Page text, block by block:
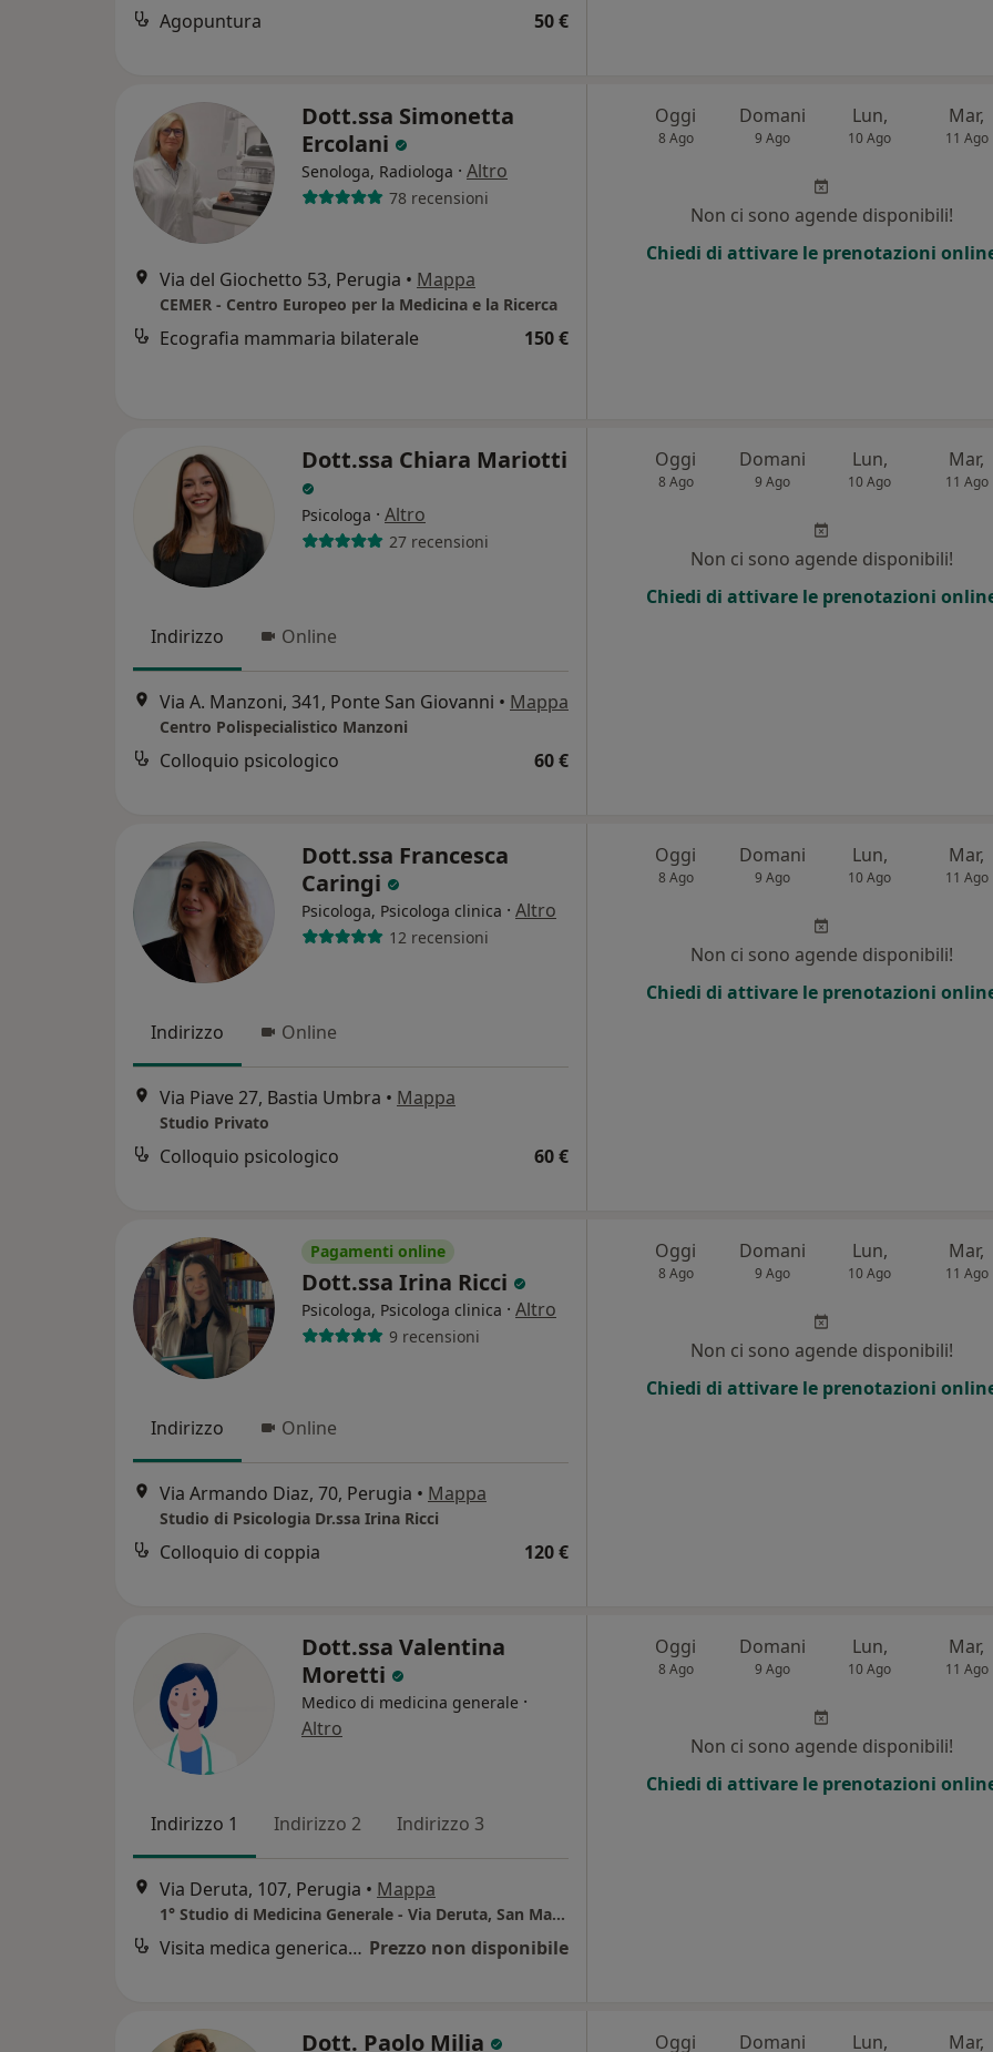
Agopuntura 50 €
Dott.ssa Simonetta
Ercolani
Senologa, Radiologa · Altro
78 recensioni
Via del Giochetto 53, Perugia • Mappa
CEMER - Centro Europeo per la Medicina e la Ricerca
Ecografia mammaria bilaterale 150 €
Oggi
8 Ago
Domani
9 Ago
Lun,
10 Ago
Mar,
11 Ago
Non ci sono agende disponibili!
Chiedi di attivare le prenotazioni
Dott.ssa Chiara Mariotti
Psicologa · Altro
27 recensioni
Indirizzo Online
Via A. Manzoni, 341, Ponte San Giovanni • Mappa
Centro Polispecialistico Manzoni
Colloquio psicologico 60 €
Oggi
8 Ago
Domani
9 Ago
Lun,
10 Ago
Mar,
11 Ago
Non ci sono agende disponibili!
Chiedi di attivare le prenotazioni
Dott.ssa Francesca
Caringi
Psicologa, Psicologa clinica · Altro
12 recensioni
Indirizzo Online
Via Piave 27, Bastia Umbra • Mappa
Studio Privato
Colloquio psicologico 60 €
Oggi
8 Ago
Domani
9 Ago
Lun,
10 Ago
Mar,
11 Ago
Non ci sono agende disponibili!
Chiedi di attivare le prenotazioni
Pagamenti online
Dott.ssa Irina Ricci
Psicologa, Psicologa clinica · Altro
9 recensioni
Indirizzo Online
Via Armando Diaz, 70, Perugia • Mappa
Studio di Psicologia Dr.ssa Irina Ricci
Colloquio di coppia 120 €
Oggi
8 Ago
Domani
9 Ago
Lun,
10 Ago
Mar,
11 Ago
Non ci sono agende disponibili!
Chiedi di attivare le prenotazioni
Dott.ssa Valentina
Moretti
Medico di medicina generale ·
Altro
Indirizzo 1 Indirizzo 2 Indirizzo 3
Via Deruta, 107, Perugia • Mappa
1° Studio di Medicina Generale - Via Deruta, San Martino in Campo
Visita medica generica in CONVENZIONE Prezzo non disponibile
Oggi
8 Ago
Domani
9 Ago
Lun,
10 Ago
Mar,
11 Ago
Non ci sono agende disponibili!
Chiedi di attivare le prenotazioni
Dott. Paolo Milia Oggi Domani Lun, Mar,